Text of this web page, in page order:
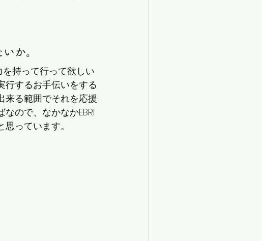
か。
持って行って欲しい
行するお手伝いをする
来る範囲でそれを応援
ので、なかなかEBRI
っています。